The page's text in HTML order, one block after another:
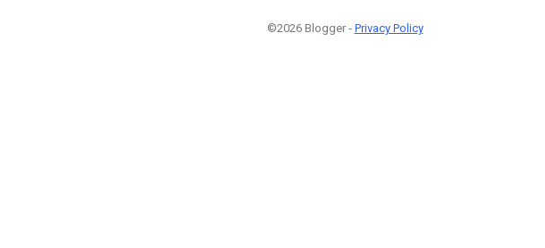
©2026 Blogger - Privacy Policy